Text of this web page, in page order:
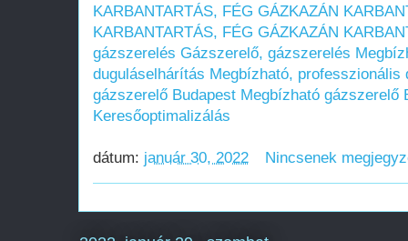
KARBANTARTÁS, FÉG GÁZKAZÁN
KARBANTARTÁS, FÉG GÁZKAZÁN
gázszerelés Gázszerelő, gázszerelés
duguláselhárítás Megbízható, professzionális
gázszerelő Budapest Megbízható gázszerelő
Keresőoptimalizálás
dátum: január 30, 2022 Nincsenek